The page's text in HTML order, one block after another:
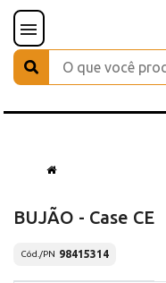
BUJÃO - Case CE
Cód./PN 98415314